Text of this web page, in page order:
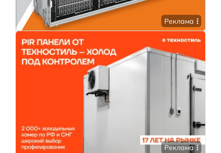
Реклама
Реклама